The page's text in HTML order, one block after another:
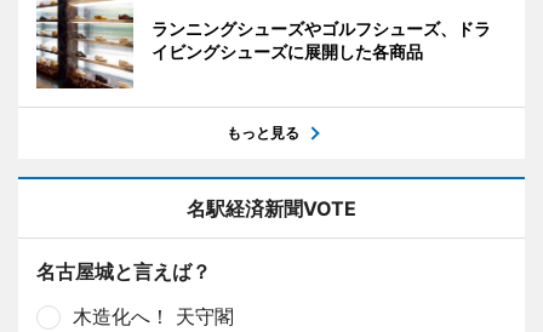
ランニングシューズやゴルフシューズ、ドラ
イビングシューズに展開した各商品
もっと見る
名駅経済新聞VOTE
名古屋城と言えば？
木造化へ！ 天守閣